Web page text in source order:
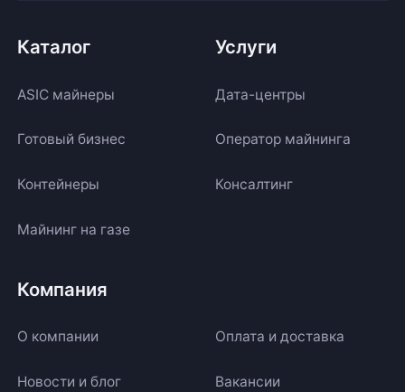
Каталог
ASIC майнеры
Готовый бизнес
Контейнеры
Майнинг на газе
Услуги
Дата-центры
Оператор майнинга
Консалтинг
Компания
О компании Оплата и доставка
Новости и блог Вакансии